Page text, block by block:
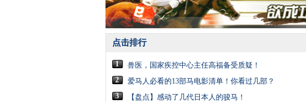
点击排行
1
兽医，国家疾控中心主任高福备受质疑！
2
爱马人必看的13部马电影清单！你看过几部？
3
【盘点】感动了几代日本人的骏马！